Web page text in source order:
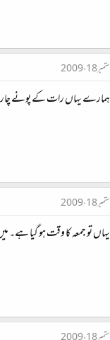
ستمبر 18، 2009
ہمارے یہاں رات کے پونے چار
ستمبر 18، 2009
یہاں تو جمعہ کا وقت ہو گیا ہے۔